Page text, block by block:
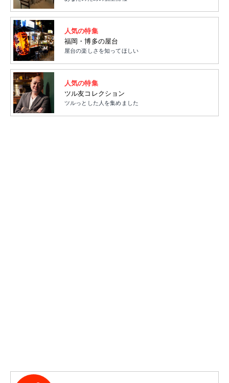
人気の特集
福岡・博多の屋台
屋台の楽しさを知ってほしい
人気の特集
ツル友コレクション
ツルっとした人を集めました